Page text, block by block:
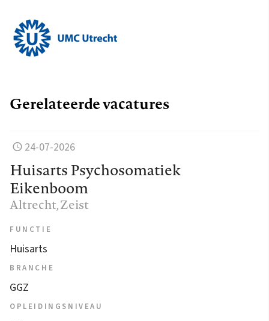
Gerelateerde vacatures
24-07-2026
Huisarts Psychosomatiek
Eikenboom
Altrecht, Zeist
FUNCTIE
Huisarts
BRANCHE
GGZ
OPLEIDINGSNIVEAU